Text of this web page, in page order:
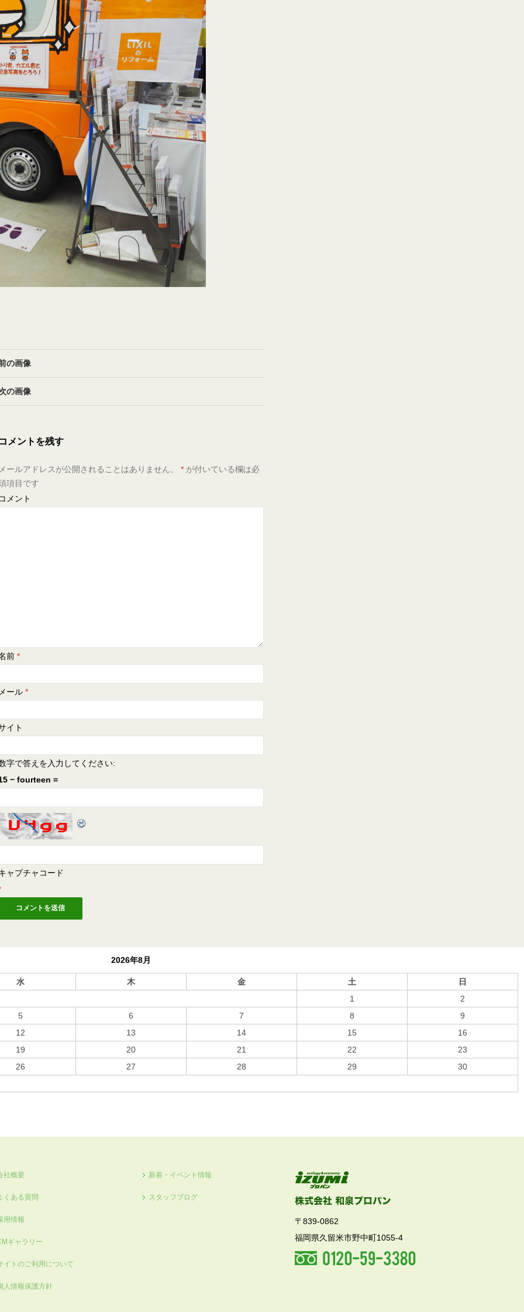
の画像
の画像
コメントを残す
メールアドレスが公開されることはありません。 * が付いている欄は必
項目です
コメント
前 *
メール *
イト
字で答えを入力してください:
− fourteen =
ャプチャコード
2026年8月
水 木 金 土
日
1
2
5 6 7 8
9
12 13 14 15
16
19 20 21 22
23
26 27 28 29
30
社概要
くある質問
用情報
ギャラリー
イトのご利用について
人情報保護方針
新着・イベント情報
スタッフブログ
〒839-0862
福岡県久留米市野中町1055-4